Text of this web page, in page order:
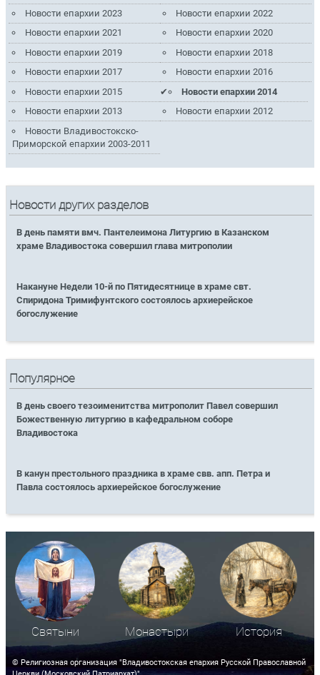
Новости епархии 2023
Новости епархии 2022
Новости епархии 2021
Новости епархии 2020
Новости епархии 2019
Новости епархии 2018
Новости епархии 2017
Новости епархии 2016
Новости епархии 2015
Новости епархии 2014
Новости епархии 2013
Новости епархии 2012
Новости Владивостокско-
Приморской епархии 2003-2011
Новости других разделов
В день памяти вмч. Пантелеимона Литургию в Казанском
храме Владивостока совершил глава митрополии
Накануне Недели 10-й по Пятидесятнице в храме свт.
Спиридона Тримифунтского состоялось архиерейское
богослужение
Популярное
В день своего тезоименитства митрополит Павел совершил
Божественную литургию в кафедральном соборе
Владивостока
В канун престольного праздника в храме свв. апп. Петра и
Павла состоялось архиерейское богослужение
Святыни Монастыри История
© Религиозная организация "Владивостокская епархия Русской Православной